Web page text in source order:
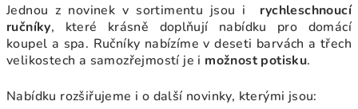
Jednou z novinek v sortimentu jsou i rychleschnoucí
ručníky, které krásně doplňují nabídku pro domácí
koupel a spa. Ručníky nabízíme v deseti barvách a třech
velikostech a samozřejmostí je i možnost potisku.
Nabídku rozšiřujeme i o další novinky, kterými jsou: